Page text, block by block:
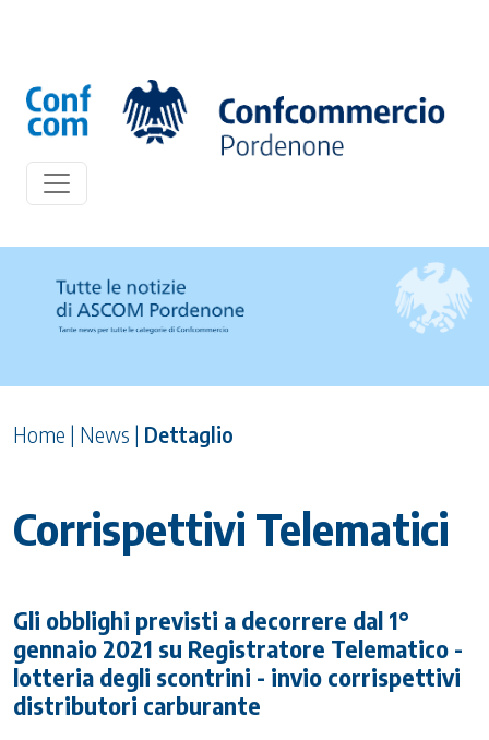
Home | News | Dettaglio
Corrispettivi Telematici
Gli obblighi previsti a decorrere dal 1°
gennaio 2021 su Registratore Telematico -
lotteria degli scontrini - invio corrispettivi
distributori carburante